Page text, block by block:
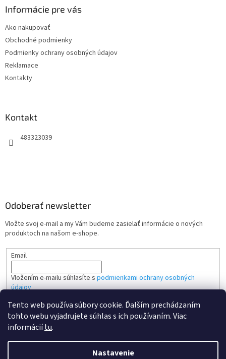
Tento web používa súbory cookie. Ďalším prechádzaním
tohto webu vyjadrujete súhlas s ich používaním. Viac
informáciítu.
Nastavenie
Informácie pre vás
Ako nakupovať
Obchodné podmienky
Podmienky ochrany osobných údajov
Reklamace
Kontakty
Kontakt
483323039
Odoberať newsletter
Vložte svoj e-mail a my Vám budeme zasielať informácie o nových
produktoch na našom e-shope.
Email
Vložením e-mailu súhlasíte s podmienkami ochrany osobných
údajov
PRIHLÁSIŤ SA
Vytvoril Shoptet